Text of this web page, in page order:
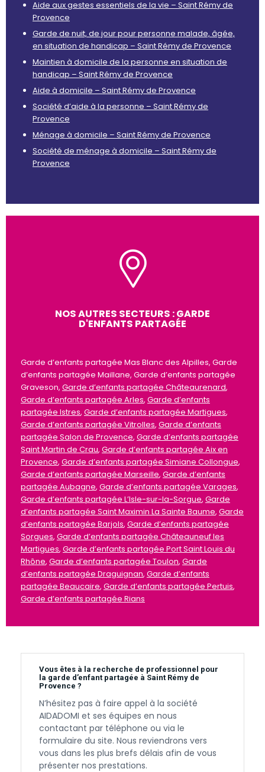
Aide aux gestes essentiels de la vie – Saint Rémy de
Provence
Garde de nuit, de jour pour personne malade, âgée,
en situation de handicap – Saint Rémy de Provence
Maintien à domicile de la personne en situation de
handicap – Saint Rémy de Provence
Aide à domicile – Saint Rémy de Provence
Société d’aide à la personne – Saint Rémy de
Provence
Ménage à domicile – Saint Rémy de Provence
Société de ménage à domicile – Saint Rémy de
Provence
NOS AUTRES SECTEURS : GARDE
D'ENFANTS PARTAGÉE
Garde d’enfants partagée Mas Blanc des Alpilles, Garde
d’enfants partagée Maillane, Garde d’enfants partagée
Graveson, Garde d’enfants partagée Châteaurenard,
Garde d’enfants partagée Arles, Garde d’enfants
partagée Istres, Garde d’enfants partagée Martigues,
Garde d’enfants partagée Vitrolles, Garde d’enfants
partagée Salon de Provence, Garde d’enfants partagée
Saint Martin de Crau, Garde d’enfants partagée Aix en
Provence, Garde d’enfants partagée Simiane Collongue,
Garde d’enfants partagée Marseille, Garde d’enfants
partagée Aubagne, Garde d’enfants partagée Varages,
Garde d’enfants partagée L’Isle-sur-la-Sorgue, Garde
d’enfants partagée Saint Maximin La Sainte Baume, Garde
d’enfants partagée Barjols, Garde d’enfants partagée
Sorgues, Garde d’enfants partagée Châteauneuf les
Martigues, Garde d’enfants partagée Port Saint Louis du
Rhône, Garde d’enfants partagée Toulon, Garde
d’enfants partagée Draguignan, Garde d’enfants
partagée Beaucaire, Garde d’enfants partagée Pertuis,
Garde d’enfants partagée Rians
Vous êtes à la recherche de professionnel pour
la garde d’enfant partagée à Saint Rémy de
Provence ?
N’hésitez pas à faire appel à la société
AIDADOMI et ses équipes en nous
contactant par téléphone ou via le
formulaire du site. Nous reviendrons vers
vous dans les plus brefs délais afin de vous
présenter nos prestations.